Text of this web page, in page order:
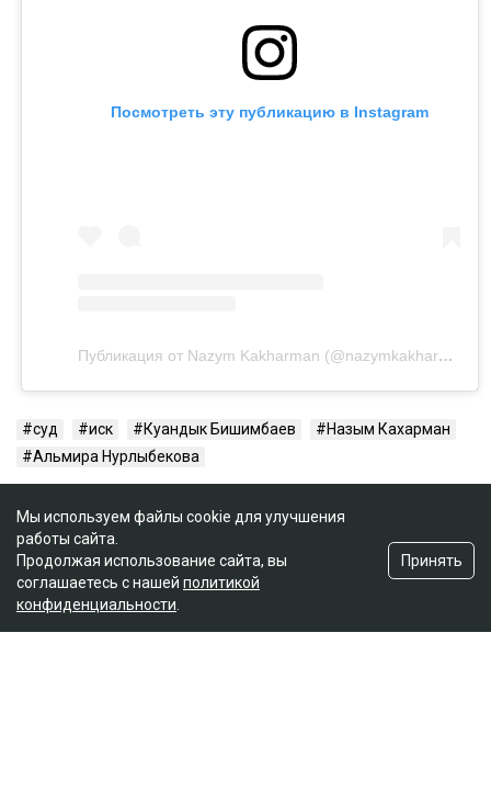
Посмотреть эту публикацию в Instagram
Публикация от Nazym Kakharman (@nazymkakharman)
суд иск Куандык Бишимбаев
Назым Кахарман
Альмира Нурлыбекова
Мы используем файлы cookie для улучшения
работы сайта.
Продолжая использование сайта, вы
соглашаетесь с нашей политикой
конфиденциальности
Принять